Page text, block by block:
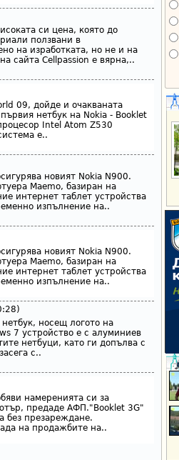
си цена, която до
ползвани в
на изработката, но не и на
сайта Cellpassion е вярна,..
09, дойде и очакваната
нетбук на Nokia - Booklet
Intel Atom Z530
е..
новият Nokia N900.
Maemo, базиран на
интернет таблет устройства
изпълнение на..
новият Nokia N900.
Maemo, базиран на
интернет таблет устройства
изпълнение на..
носещ логото на
7 устройство е с алуминиев
нетбуци, като ги допълва с
с..
намеренията си за
предаде АФП."Booklet 3G"
без презареждане.
на продажбите на..